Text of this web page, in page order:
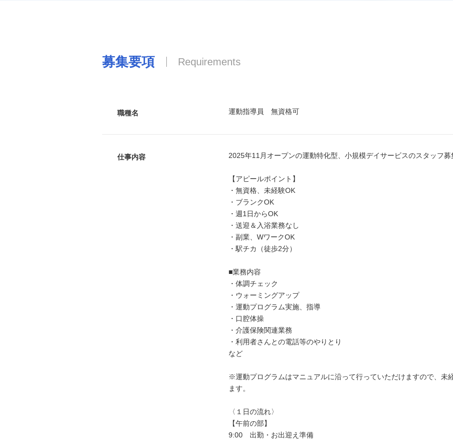
募集要項 Requirements
職種名 運動指導員 無資格可
仕事内容 2025年11月オープンの運動特化型、小規模デイサービスのスタッフ募
【アピールポイント】
・無資格、未経験OK
・ブランクOK
・週1日からOK
・送迎＆入浴業務なし
・副業、WワークOK
・駅チカ（徒歩2分）
■業務内容
・体調チェック
・ウォーミングアップ
・運動プログラム実施、指導
・口腔体操
・介護保険関連業務
・利用者さんとの電話等のやりとり
など
※運動プログラムはマニュアルに沿って行っていただけますので、未
ます。
〈１日の流れ〉
【午前の部】
9:00 出勤・お出迎え準備